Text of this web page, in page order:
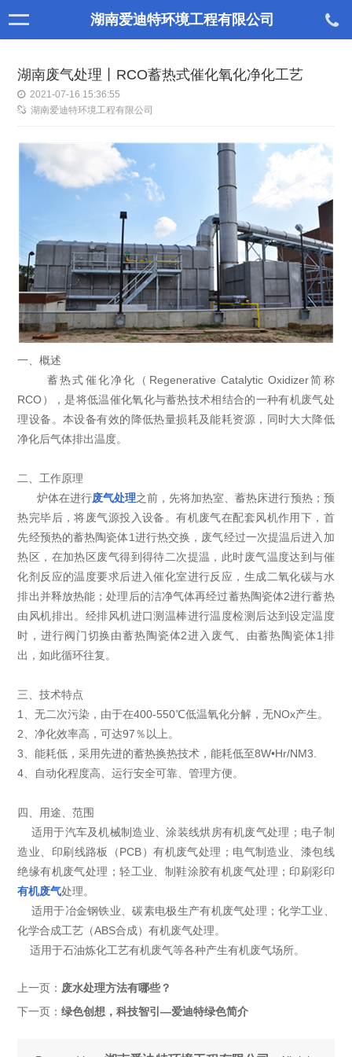
湖南爱迪特环境工程有限公司
湖南废气处理丨RCO蓄热式催化氧化净化工艺
2021-07-16 15:36:55
湖南爱迪特环境工程有限公司
一、概述
蓄热式催化净化（Regenerative Catalytic Oxidizer简称
RCO），是将低温催化氧化与蓄热技术相结合的一种有机废气处
理设备。本设备有效的降低热量损耗及能耗资源，同时大大降低
净化后气体排出温度。
二、工作原理
炉体在进行废气处理之前，先将加热室、蓄热床进行预热；预
热完毕后，将废气源投入设备。有机废气在配套风机作用下，首
先经预热的蓄热陶瓷体1进行热交换，废气经过一次提温后进入加
热区，在加热区废气得到得待二次提温，此时废气温度达到与催
化剂反应的温度要求后进入催化室进行反应，生成二氧化碳与水
排出并释放热能；处理后的洁净气体再经过蓄热陶瓷体2进行蓄热
由风机排出。经排风机进口测温棒进行温度检测后达到设定温度
时，进行阀门切换由蓄热陶瓷体2进入废气、由蓄热陶瓷体1排
出，如此循环往复。
三、技术特点
1、无二次污染，由于在400-550℃低温氧化分解，无NOx产生。
2、净化效率高，可达97％以上。
3、能耗低，采用先进的蓄热换热技术，能耗低至8W•Hr/NM3.
4、自动化程度高、运行安全可靠、管理方便。
四、用途、范围
适用于汽车及机械制造业、涂装线烘房有机废气处理；电子制
造业、印刷线路板（PCB）有机废气处理；电气制造业、漆包线
绝缘有机废气处理；轻工业、制鞋涂胶有机废气处理；印刷彩印
有机废气处理。
适用于冶金钢铁业、碳素电极生产有机废气处理；化学工业、
化学合成工艺（ABS合成）有机废气处理。
适用于石油炼化工艺有机废气等各种产生有机废气场所。
上一页： 废水处理方法有哪些？
下一页：绿色创想，科技智引—爱迪特绿色简介